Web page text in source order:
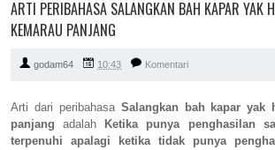
ARTI PERIBAHASA SALANGKAN BAH KAPAR YAK
KEMARAU PANJANG
godam64 10:43 Komentari
Arti dari peribahasa Salangkan bah kapar yak
panjang adalah
Ketika punya penghasilan
terpenuhi apalagi ketika tidak punya